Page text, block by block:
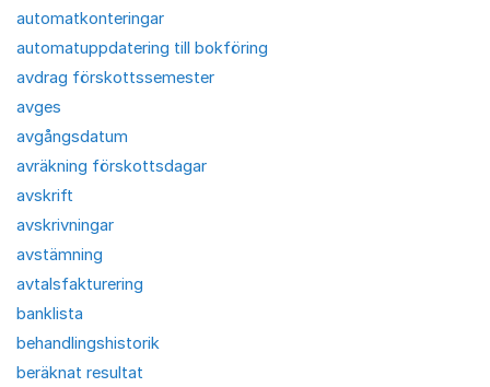
automatkonteringar
automatuppdatering till bokföring
avdrag förskottssemester
avges
avgångsdatum
avräkning förskottsdagar
avskrift
avskrivningar
avstämning
avtalsfakturering
banklista
behandlingshistorik
beräknat resultat